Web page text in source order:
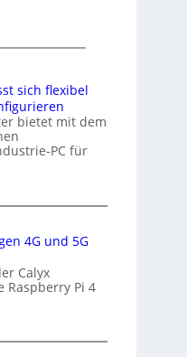
sich flexibel
bietet mit dem
PC für
4G und 5G
Calyx
Raspberry Pi 4